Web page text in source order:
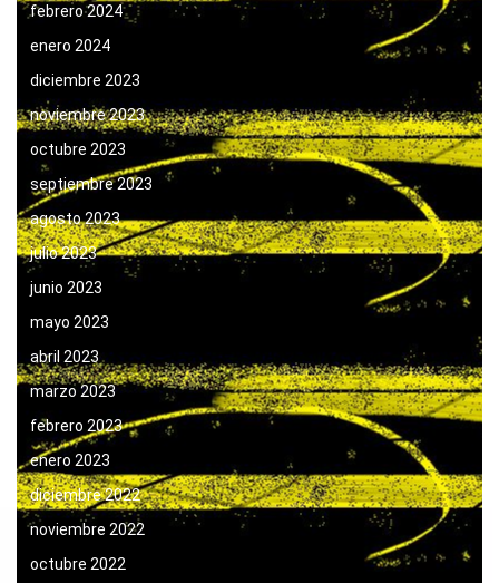
febrero 2024
enero 2024
diciembre 2023
noviembre 2023
octubre 2023
septiembre 2023
agosto 2023
julio 2023
junio 2023
mayo 2023
abril 2023
marzo 2023
febrero 2023
enero 2023
diciembre 2022
noviembre 2022
octubre 2022